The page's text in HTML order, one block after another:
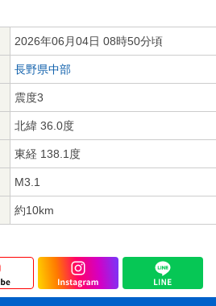
2026年06月04日 08時50分頃
長野県中部
震度3
北緯 36.0度
東経 138.1度
M3.1
約10km